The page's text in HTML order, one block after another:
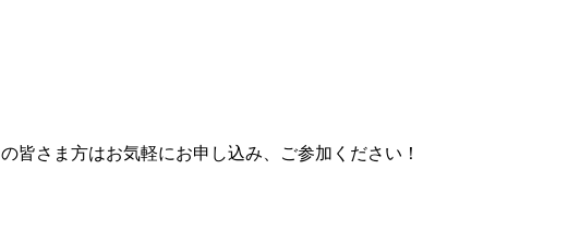
皆さま方はお気軽にお申し込み、ご参加ください！